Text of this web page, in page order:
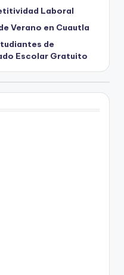
Laboral
Verano en Cuautla
de
Escolar Gratuito